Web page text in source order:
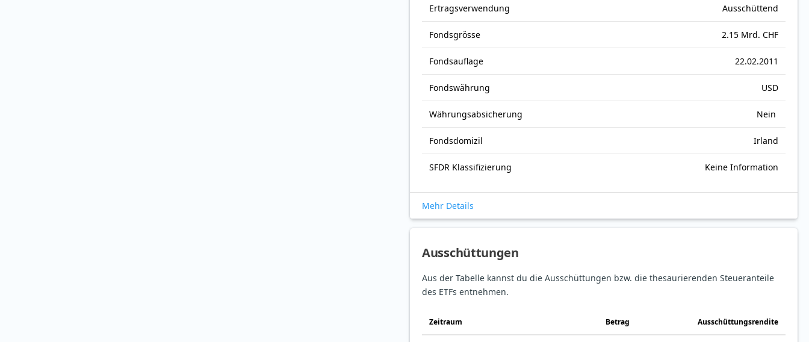
Ertrags­verwendung Ausschüttend
Fonds­grösse 2.15 Mrd. CHF
Fonds­auflage 22.02.2011
Fonds­währung USD
Währungsabsicherung Nein
Fondsdomizil Irland
SFDR Klassifizierung Keine Information
Mehr Details
Ausschüttungen
Aus der Tabelle kannst du die Ausschüttungen bzw. die thesaurierenden Steueranteile
des ETFs entnehmen.
Zeitraum Betrag Ausschüttungsrendite